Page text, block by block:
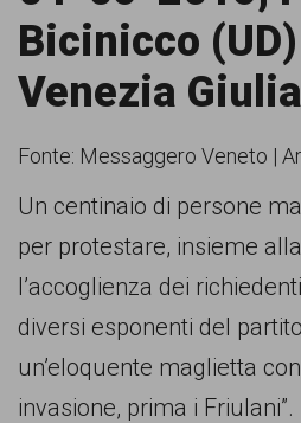
di
ordinario
razzismo
un
sito
approfondimento
comunicazione
specificamente
dedicato
Bicinicco
Venezia Giulia
Fonte: Messaggero Veneto |
Un centinaio di persone
per protestare, insieme
l’accoglienza dei
diversi esponenti del
un’eloquente maglietta
invasione, prima i Friulani”.